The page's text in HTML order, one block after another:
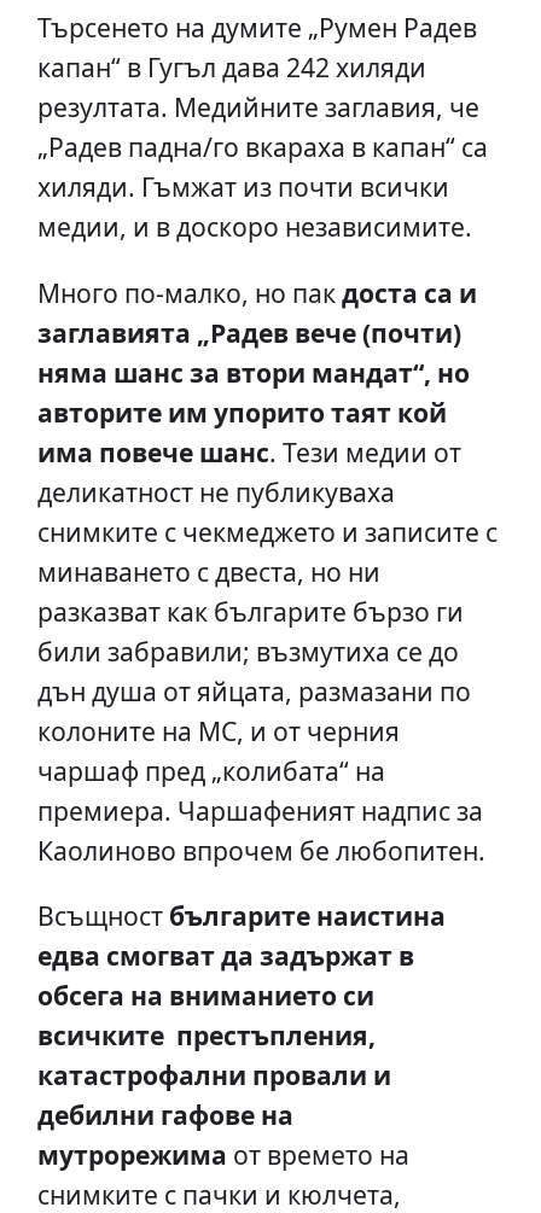
Търсенето на думите „Румен Радев
капан“ в Гугъл дава 242 хиляди
резултата. Медийните заглавия, че
„Радев падна/го вкараха в капан“ са
хиляди. Гъмжат из почти всички
медии, и в доскоро независимите.
Много по-малко, но пакдоста са и
заглавията „Радев вече (почти)
няма шанс за втори мандат“, но
авторите им упорито таят кой
има повече шанс. Тези медии от
деликатност не публикуваха
снимките с чекмеджето и записите с
минаването с двеста, но ни
разказват как българите бързо ги
били забравили; възмутиха се до
дън душа от яйцата, размазани по
колоните на МС, и от черния
чаршаф пред „колибата“ на
премиера. Чаршафеният надпис за
Каолиново впрочем бе любопитен.
Всъщност българите наистина
едва смогват да задържат в
обсега на вниманието си
всичките престъпления,
катастрофални провали и
дебилни гафове на
мутрорежима от времето на
снимките с пачки и кюлчета,